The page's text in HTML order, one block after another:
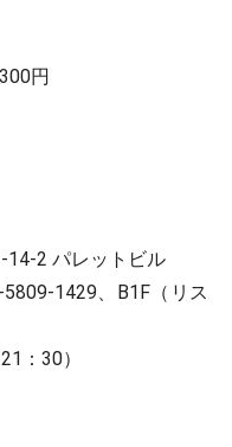
円
14-2 パレットビル
1429、B1F（リス
：30）